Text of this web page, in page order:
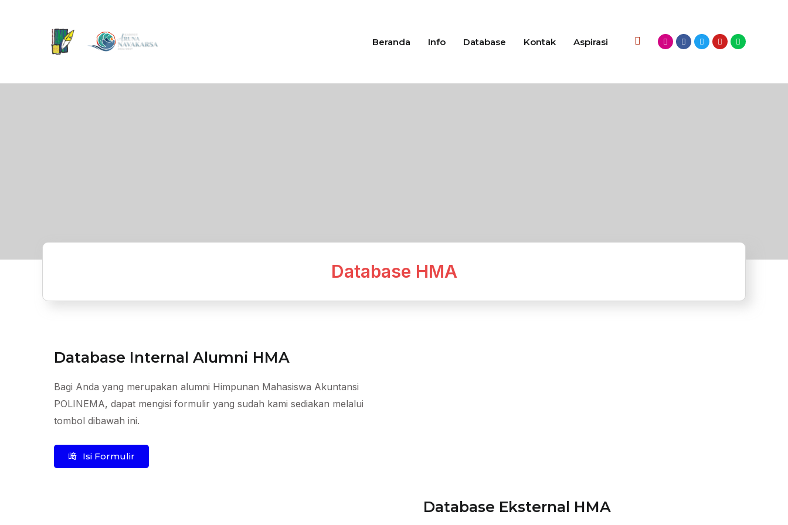
Beranda Info Database Kontak Aspirasi
Database HMA
Database Internal Alumni HMA
Bagi Anda yang merupakan alumni Himpunan Mahasiswa Akuntansi
POLINEMA, dapat mengisi formulir yang sudah kami sediakan melalui
tombol dibawah ini.
Isi Formulir
Database Eksternal HMA